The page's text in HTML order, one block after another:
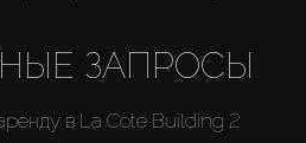
ЗАПРОСЫ
в La Cote Building 2